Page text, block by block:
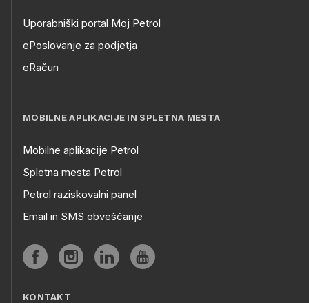
Uporabniški portal Moj Petrol
ePoslovanje za podjetja
eRačun
MOBILNE APLIKACIJE IN SPLETNA MESTA
Mobilne aplikacije Petrol
Spletna mesta Petrol
Petrol raziskovalni panel
Email in SMS obveščanje
KONTAKT